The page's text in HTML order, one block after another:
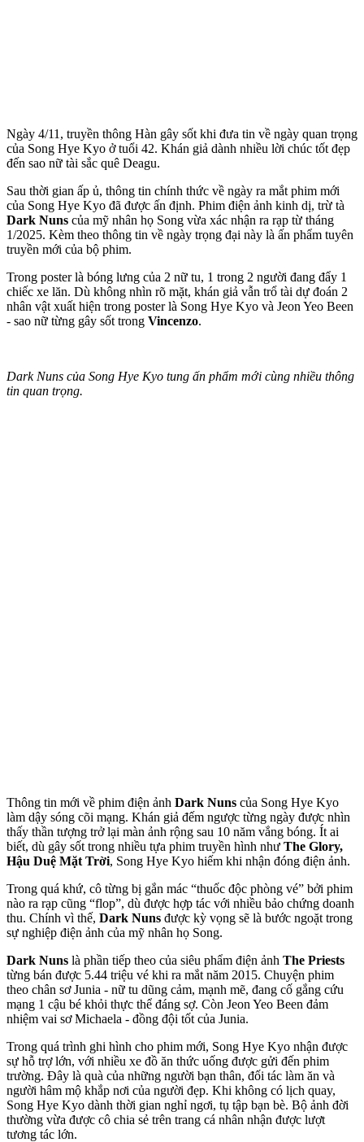
Ngày 4/11, truyền thông Hàn gây sốt khi đưa tin về ngày quan trọng
của Song Hye Kyo ở tuổi 42. Khán giả dành nhiều lời chúc tốt đẹp
đến sao nữ tài sắc quê Deagu.
Sau thời gian ấp ủ, thông tin chính thức về ngày ra mắt phim mới
của Song Hye Kyo đã được ấn định. Phim điện ảnh kinh dị, trừ tà
Dark Nuns của mỹ nhân họ Song vừa xác nhận ra rạp từ tháng
1/2025. Kèm theo thông tin về ngày trọng đại này là ấn phẩm tuyên
truyền mới của bộ phim.
Trong poster là bóng lưng của 2 nữ tu, 1 trong 2 người đang đẩy 1
chiếc xe lăn. Dù không nhìn rõ mặt, khán giả vẫn trổ tài dự đoán 2
nhân vật xuất hiện trong poster là Song Hye Kyo và Jeon Yeo Been
- sao nữ từng gây sốt trong Vincenzo.
Dark Nuns của Song Hye Kyo tung ấn phẩm mới cùng nhiều thông
tin quan trọng.
Thông tin mới về phim điện ảnh Dark Nuns của Song Hye Kyo
làm dậy sóng cõi mạng. Khán giả đếm ngược từng ngày được nhìn
thấy thần tượng trở lại màn ảnh rộng sau 10 năm vắng bóng. Ít ai
biết, dù gây sốt trong nhiều tựa phim truyền hình như The Glory,
Hậu Duệ Mặt Trời, Song Hye Kyo hiếm khi nhận đóng điện ảnh.
Trong quá khứ, cô từng bị gắn mác “thuốc độc phòng vé” bởi phim
nào ra rạp cũng “flop”, dù được hợp tác với nhiều bảo chứng doanh
thu. Chính vì thế, Dark Nuns được kỳ vọng sẽ là bước ngoặt trong
sự nghiệp điện ảnh của mỹ nhân họ Song.
Dark Nuns là phần tiếp theo của siêu phẩm điện ảnh The Priests
từng bán được 5.44 triệu vé khi ra mắt năm 2015. Chuyện phim
theo chân sơ Junia - nữ tu dũng cảm, mạnh mẽ, đang cố gắng cứu
mạng 1 cậu bé khỏi thực thể đáng sợ. Còn Jeon Yeo Been đảm
nhiệm vai sơ Michaela - đồng đội tốt của Junia.
Trong quá trình ghi hình cho phim mới, Song Hye Kyo nhận được
sự hỗ trợ lớn, với nhiều xe đồ ăn thức uống được gửi đến phim
trường. Đây là quà của những người bạn thân, đối tác làm ăn và
người hâm mộ khắp nơi của người đẹp. Khi không có lịch quay,
Song Hye Kyo dành thời gian nghỉ ngơi, tụ tập bạn bè. Bộ ảnh đời
thường vừa được cô chia sẻ trên trang cá nhân nhận được lượt
tương tác lớn.